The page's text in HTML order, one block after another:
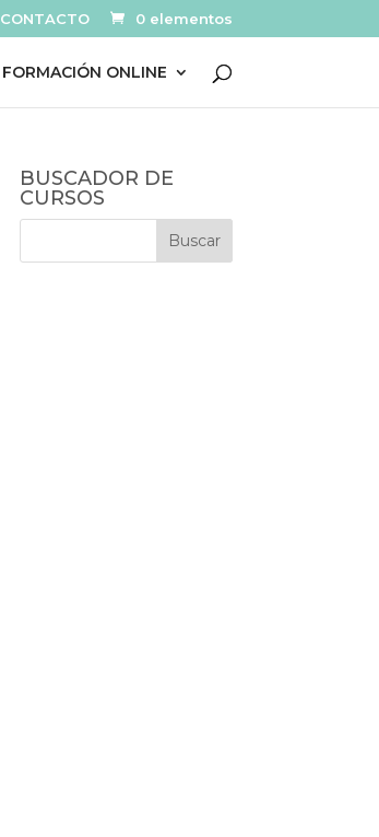
CONTACTO 0 elementos
FORMACIÓN ONLINE
BUSCADOR DE
CURSOS